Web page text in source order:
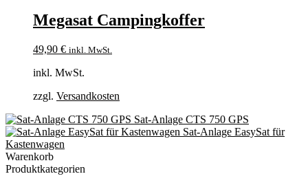
Megasat Campingkoffer
49,90 € inkl. MwSt.
inkl. MwSt.
zzgl. Versandkosten
Sat-Anlage CTS 750 GPS
Sat-Anlage EasySat für
Kastenwagen
Warenkorb
Produktkategorien